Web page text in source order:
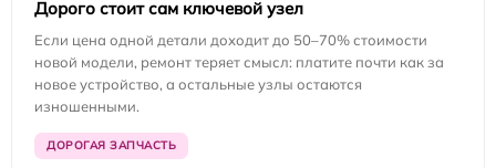
Дорого стоит сам ключевой узел
Если цена одной детали доходит до 50–70% стоимости
новой модели, ремонт теряет смысл: платите почти как за
новое устройство, а остальные узлы остаются
изношенными.
ДОРОГАЯ ЗАПЧАСТЬ